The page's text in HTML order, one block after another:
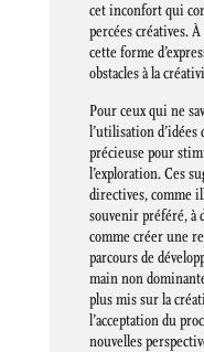
cet inconfort qui
percées créatives.
cette forme
obstacles à la
Pour ceux qui ne
l’utilisation
précieuse pour
l’exploration. Ces
directives, comme
souvenir préféré, à
comme créer une
parcours de
main non
plus mis sur la
l’acceptation du
nouvelles